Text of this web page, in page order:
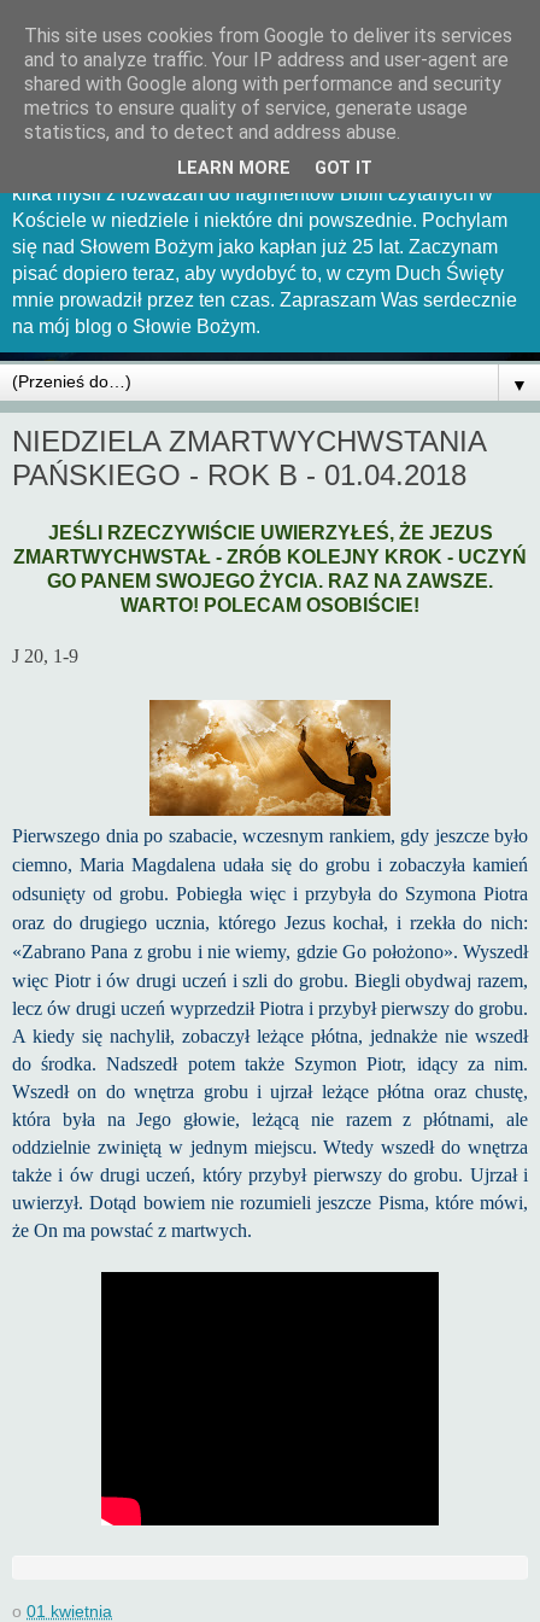
Mów Panie bo sługa Twój
słucha
Witam Was serdecznie na tej stronce. Chciałbym uchwycić
kilka myśli z rozważań do fragmentów Biblii czytanych w
Kościele w niedziele i niektóre dni powszednie. Pochylam
się nad Słowem Bożym jako kapłan już 25 lat. Zaczynam
pisać dopiero teraz, aby wydobyć to, w czym Duch Święty
mnie prowadził przez ten czas. Zapraszam Was serdecznie
na mój blog o Słowie Bożym.
▼
NIEDZIELA ZMARTWYCHWSTANIA
PAŃSKIEGO - ROK B - 01.04.2018
JEŚLI RZECZYWIŚCIE UWIERZYŁEŚ, ŻE JEZUS
ZMARTWYCHWSTAŁ - ZRÓB KOLEJNY KROK - UCZYŃ
GO PANEM SWOJEGO ŻYCIA. RAZ NA ZAWSZE.
WARTO! POLECAM OSOBIŚCIE!
J 20, 1-9
Pierwszego dnia po szabacie, wczesnym rankiem, gdy jeszcze było
ciemno, Maria Magdalena udała się do grobu i zobaczyła kamień
odsunięty od grobu. Pobiegła więc i przybyła do Szymona Piotra
oraz do drugiego ucznia, którego Jezus kochał, i rzekła do nich:
«Zabrano Pana z grobu i nie wiemy, gdzie Go położono». Wyszedł
więc Piotr i ów drugi uczeń i szli do grobu. Biegli obydwaj razem,
lecz ów drugi uczeń wyprzedził Piotra i przybył pierwszy do grobu.
A kiedy się nachylił, zobaczył leżące płótna, jednakże nie wszedł
do środka. Nadszedł potem także Szymon Piotr, idący za nim.
Wszedł on do wnętrza grobu i ujrzał leżące płótna oraz chustę,
która była na Jego głowie, leżącą nie razem z płótnami, ale
oddzielnie zwiniętą w jednym miejscu. Wtedy wszedł do wnętrza
także i ów drugi uczeń, który przybył pierwszy do grobu. Ujrzał i
uwierzył. Dotąd bowiem nie rozumieli jeszcze Pisma, które mówi,
że On ma powstać z martwych.
o 01 kwietnia
This site uses cookies from Google to deliver its services
and to analyze traffic. Your IP address and user-agent are
shared with Google along with performance and security
metrics to ensure quality of service, generate usage
statistics, and to detect and address abuse.
LEARN MORE GOT IT